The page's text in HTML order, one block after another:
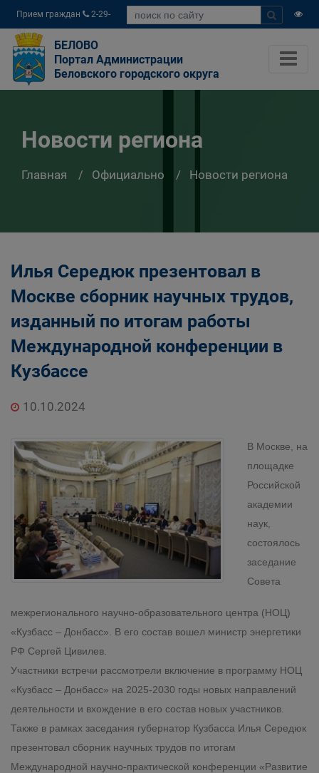
Прием граждан
2-29-
04
БЕЛОВО
Портал Администрации
Беловского городского округа
Новости региона
Главная Официально Новости региона
Илья Середюк презентовал в
Москве сборник научных трудов,
изданный по итогам работы
Международной конференции в
Кузбассе
10.10.2024
В Москве, на
площадке
Российской
академии
наук,
состоялось
заседание
Совета
межрегионального научно-образовательного центра (НОЦ)
«Кузбасс – Донбасс». В его состав вошел министр энергетики
РФ Сергей Цивилев.
Участники встречи рассмотрели включение в программу НОЦ
«Кузбасс – Донбасс» на 2025-2030 годы новых направлений
деятельности и вхождение в его состав новых участников.
Также в рамках заседания губернатор Кузбасса Илья Середюк
презентовал сборник научных трудов по итогам
Международной научно-практической конференции «Развитие